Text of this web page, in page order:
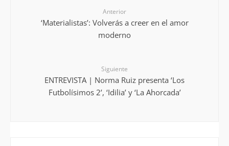
Anterior
‘Materialistas’: Volverás a creer en el amor
moderno
Siguiente
ENTREVISTA | Norma Ruiz presenta ‘Los
Futbolísimos 2’, ‘Idilia’ y ‘La Ahorcada’